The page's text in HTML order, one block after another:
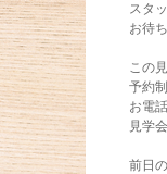
スタ
お待
この
予約
お電
見学
前日